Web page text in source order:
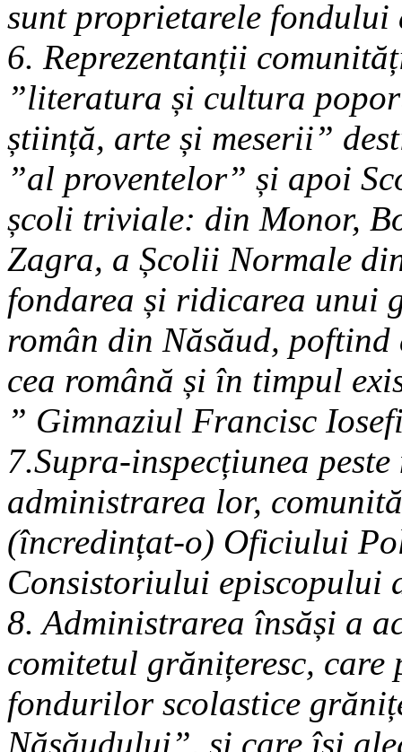
sunt proprietarele fondului
6. Reprezentanții
”literatura și cultura
știință, arte și meserii”
”al proventelor” și apoi
școli triviale: din Monor,
Zagra, a Școlii Normale
fondarea și ridicarea unui
român din Năsăud,
cea română și în timpul
” Gimnaziul Francisc
7.Supra-inspecțiunea
administrarea lor,
(încredințat-o) Oficiului
Consistoriului episcopului
8. Administrarea însăși a
comitetul grănițeresc,
fondurilor scolastice
Năsăudului”, și care își